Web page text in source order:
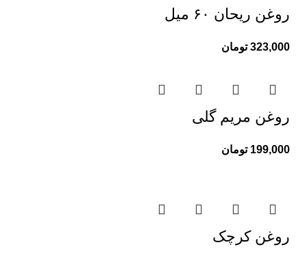
روغن ریحان ۶۰ میل
323,000 تومان
روغن مریم گلی
199,000 تومان
روغن کرچک